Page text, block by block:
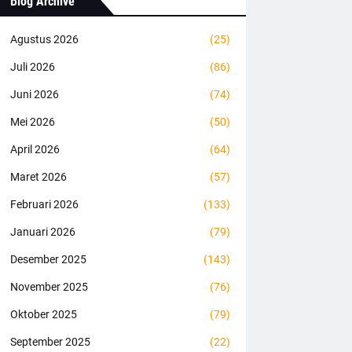
Agustus 2026 (25)
Juli 2026 (86)
Juni 2026 (74)
Mei 2026 (50)
April 2026 (64)
Maret 2026 (57)
Februari 2026 (133)
Januari 2026 (79)
Desember 2025 (143)
November 2025 (76)
Oktober 2025 (79)
September 2025 (22)